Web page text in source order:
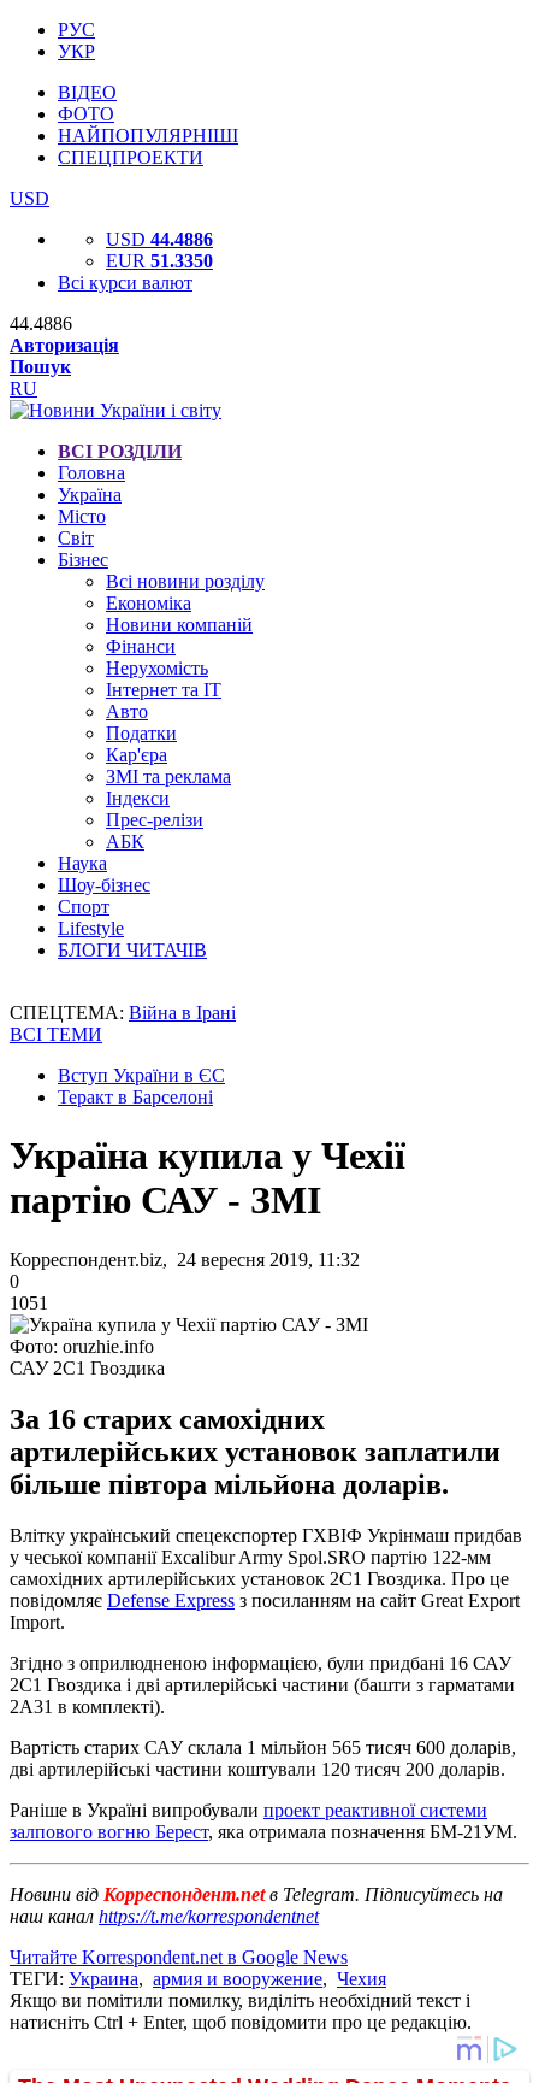
РУС
УКР
ВІДЕО
ФОТО
НАЙПОПУЛЯРНІШІ
СПЕЦПРОЕКТИ
USD
USD 44.4886
EUR 51.3350
Всі курси валют
44.4886
Авторизація
Пошук
RU
ВСІ РОЗДІЛИ
Головна
Україна
Місто
Світ
Бізнес
Всі новини розділу
Економіка
Новини компаній
Фінанси
Нерухомість
Інтернет та IT
Авто
Податки
Кар'єра
ЗМІ та реклама
Індекси
Прес-релізи
АБК
Наука
Шоу-бізнес
Спорт
Lifestyle
БЛОГИ ЧИТАЧІВ
СПЕЦТЕМА: Війна в Ірані
ВСІ ТЕМИ
Вступ України в ЄС
Теракт в Барселоні
Україна купила у Чехії
партію САУ - ЗМІ
Корреспондент.biz, 24 вересня 2019, 11:32
0
1051
Фото: oruzhie.info
САУ 2С1 Гвоздика
За 16 старих самохідних
артилерійських установок заплатили
більше півтора мільйона доларів.
Влітку український спецекспортер ГХВІФ Укрінмаш придбав
у чеської компанії Excalibur Army Spol.SRO партію 122-мм
самохідних артилерійських установок 2С1 Гвоздика. Про це
повідомляє Defense Express з посиланням на сайт Great Export
Import.
Згідно з оприлюдненою інформацією, були придбані 16 САУ
2С1 Гвоздика і дві артилерійські частини (башти з гарматами
2А31 в комплекті).
Вартість старих САУ склала 1 мільйон 565 тисяч 600 доларів,
дві артилерійські частини коштували 120 тисяч 200 доларів.
Раніше в Україні випробували проект реактивної системи
залпового вогню Берест, яка отримала позначення БМ-21УМ.
Новини від Корреспондент.netв Telegram. Підписуйтесь на
наш канал https://t.me/korrespondentnet
Читайте Korrespondent.net в Google News
ТЕГИ: Украина, армия и вооружение, Чехия
Якщо ви помітили помилку, виділіть необхідний текст і
натисніть Ctrl + Enter, щоб повідомити про це редакцію.